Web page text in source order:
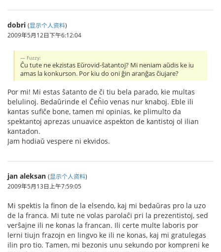
dobri (显示个人资料)
2009年5月12日下午6:12:04
Fuzzy:
Ĉu tute ne ekzistas Eŭrovid-ŝatantoj? Mi neniam aŭdis ke iu
amas la konkurson. Por kiu do oni ĝin aranĝas ĉiujare?
Por mi! Mi estas ŝatanto de ĉi tiu bela parado, kie multas
belulinoj. Bedaŭrinde el Ĉeĥio venas nur knaboj. Eble ili
kantas sufiĉe bone, tamen mi opinias, ke plimulto da
spektantoj aprezas unuavice aspekton de kantistoj ol ilian
kantadon.
Jam hodiaŭ vespere ni ekvidos.
jan aleksan (显示个人资料)
2009年5月13日上午7:59:05
Mi spektis la finon de la elsendo, kaj mi bedaŭras pro la uzo
de la franca. Mi tute ne volas parolaĉi pri la prezentistoj, sed
verŝajne ili ne konas la francan. Ili certe multe laboris por
lerni tiujn frazojn en lingvo ke ili ne konas, kaj mi gratulegas
ilin pro tio. Tamen, mi bezonis unu sekundo por kompreni ke